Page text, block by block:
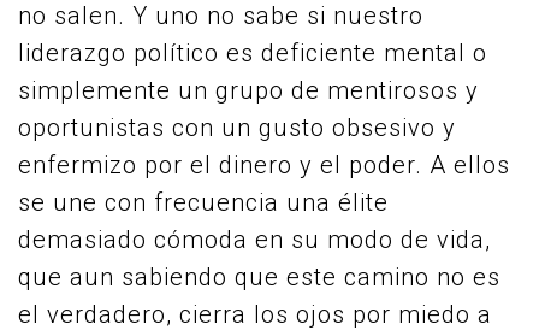
no salen. Y uno no sabe si nuestro
liderazgo político es deficiente mental o
simplemente un grupo de mentirosos y
oportunistas con un gusto obsesivo y
enfermizo por el dinero y el poder. A ellos
se une con frecuencia una élite
demasiado cómoda en su modo de vida,
que aun sabiendo que este camino no es
el verdadero, cierra los ojos por miedo a